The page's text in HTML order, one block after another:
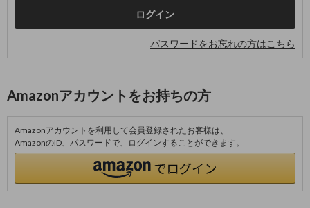
パスワードをお忘れの方はこちら
Amazonアカウントをお持ちの方
Amazonアカウントを利用して会員登録されたお客様は、
AmazonのID、パスワードで、ログインすることができます。